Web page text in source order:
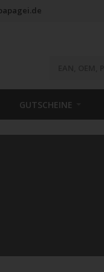
GUTSCHEINE